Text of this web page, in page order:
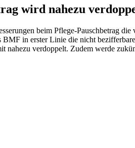
wird nahezu
beim Pflege-Pauschbetrag
in erster Linie die nicht
nahezu verdoppelt. Zudem werde